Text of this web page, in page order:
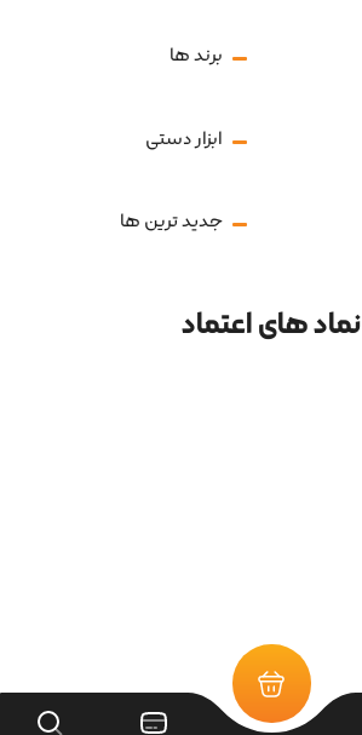
برند ها
ابزار دستی
جدید ترین ها
نماد های اعتماد